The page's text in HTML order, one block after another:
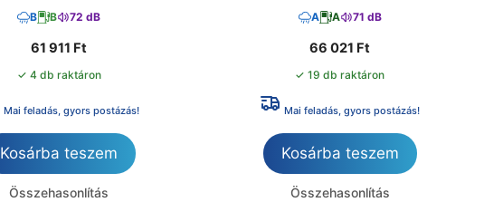
B B 72 dB
61 911 Ft
✓ 4 db raktáron
Mai feladás, gyors postázás!
Kosárba teszem
Összehasonlítás
A A 71 dB
66 021 Ft
✓ 19 db raktáron
Mai feladás, gyors postázás!
Kosárba teszem
Összehasonlítás